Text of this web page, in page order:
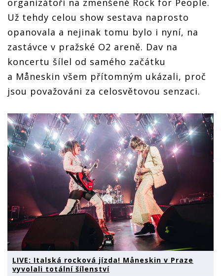
organizátoři na zmenšené Rock for People.
Už tehdy celou show sestava naprosto
opanovala a nejinak tomu bylo i nyní, na
zastávce v pražské O2 areně. Dav na
koncertu šílel od samého začátku
a Måneskin všem přítomným ukázali, proč
jsou považováni za celosvětovou senzaci.
LIVE: Italská rocková jízda! Måneskin v Praze
vyvolali totální šílenství